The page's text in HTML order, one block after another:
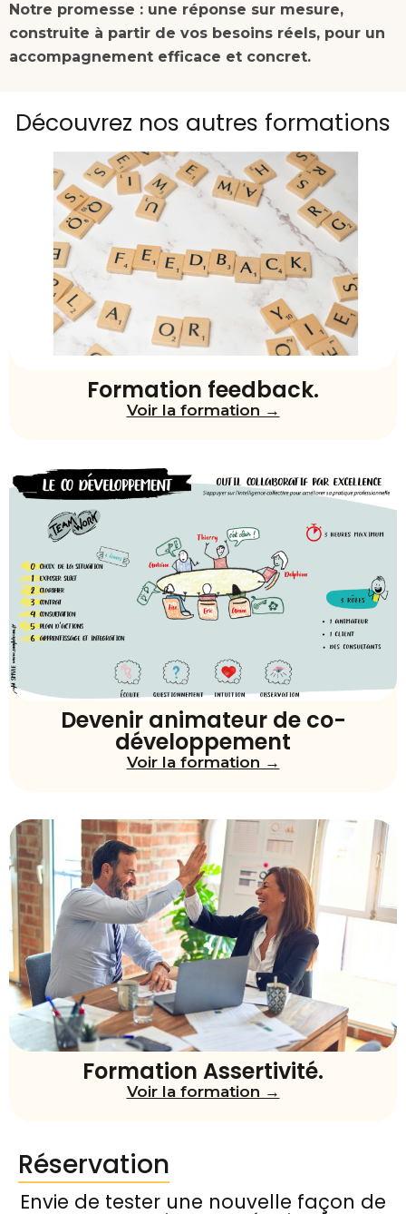
Notre promesse : une réponse sur mesure,
construite à partir de vos besoins réels, pour un
accompagnement efficace et concret.
Découvrez nos autres formations
Formation feedback.
Voir la formation →
Devenir animateur de co-
développement
Voir la formation →
Formation Assertivité.
Voir la formation →
Réservation
Envie de tester une nouvelle façon de